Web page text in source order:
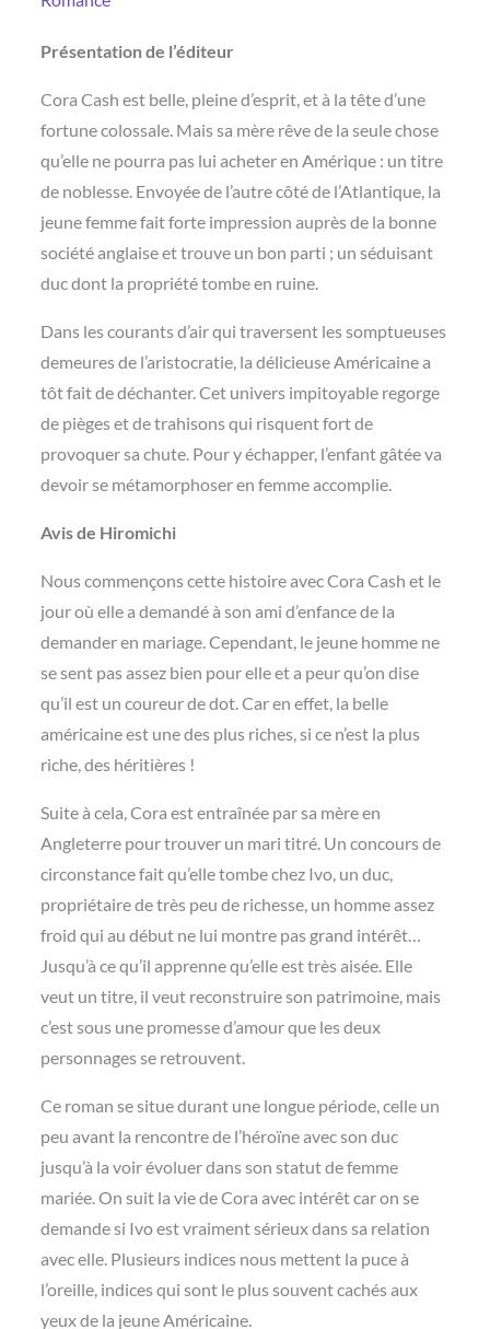
Présentation de l’éditeur
Cora Cash est belle, pleine d’esprit, et à la tête d’une
fortune colossale. Mais sa mère rêve de la seule chose
qu’elle ne pourra pas lui acheter en Amérique : un titre
de noblesse. Envoyée de l’autre côté de l’Atlantique, la
jeune femme fait forte impression auprès de la bonne
société anglaise et trouve un bon parti ; un séduisant
duc dont la propriété tombe en ruine.
Dans les courants d’air qui traversent les somptueuses
demeures de l’aristocratie, la délicieuse Américaine a
tôt fait de déchanter. Cet univers impitoyable regorge
de pièges et de trahisons qui risquent fort de
provoquer sa chute. Pour y échapper, l’enfant gâtée va
devoir se métamorphoser en femme accomplie.
Avis de Hiromichi
Nous commençons cette histoire avec Cora Cash et le
jour où elle a demandé à son ami d’enfance de la
demander en mariage. Cependant, le jeune homme ne
se sent pas assez bien pour elle et a peur qu’on dise
qu’il est un coureur de dot. Car en effet, la belle
américaine est une des plus riches, si ce n’est la plus
riche, des héritières !
Suite à cela, Cora est entraînée par sa mère en
Angleterre pour trouver un mari titré. Un concours de
circonstance fait qu’elle tombe chez Ivo, un duc,
propriétaire de très peu de richesse, un homme assez
froid qui au début ne lui montre pas grand intérêt…
Jusqu’à ce qu’il apprenne qu’elle est très aisée. Elle
veut un titre, il veut reconstruire son patrimoine, mais
c’est sous une promesse d’amour que les deux
personnages se retrouvent.
Ce roman se situe durant une longue période, celle un
peu avant la rencontre de l’héroïne avec son duc
jusqu’à la voir évoluer dans son statut de femme
mariée. On suit la vie de Cora avec intérêt car on se
demande si Ivo est vraiment sérieux dans sa relation
avec elle. Plusieurs indices nous mettent la puce à
l’oreille, indices qui sont le plus souvent cachés aux
yeux de la jeune Américaine.